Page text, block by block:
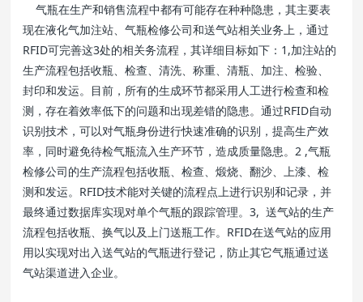
气瓶在生产和销售流程中都有可能存在种种隐患，其主要表
现在液化气加注站、气瓶检修公司和送气站相关业务上，通过
RFID可完善这3处的相关务流程，其详细目标如下：1,加注站的
生产流程包括收瓶、检查、清洗、称重、清瓶、加注、检验、
封印和发运。目前，所有的生成环节都采用人工进行检查和检
测，存在着效率低下的问题和出现差错的隐患。通过RFID自动
识别技术，可以对气瓶身份进行快速准确的识别，提高生产效
率，同时避免待检气瓶流入生产环节，造成质量隐患。2 ,气瓶
检修公司的生产流程包括收瓶、检查、煅烧、翻沙、上漆、检
测和发运。RFID技术能对关键的流程点上进行识别和记录，并
最终通过数据库实现对单个气瓶的跟踪管理。3, 送气站的生产
流程包括收瓶、换气以及上门送瓶工作。RFID在送气站的应用
用以实现对出入送气站的气瓶进行登记，防止其它气瓶通过送
气站渠道进入企业。